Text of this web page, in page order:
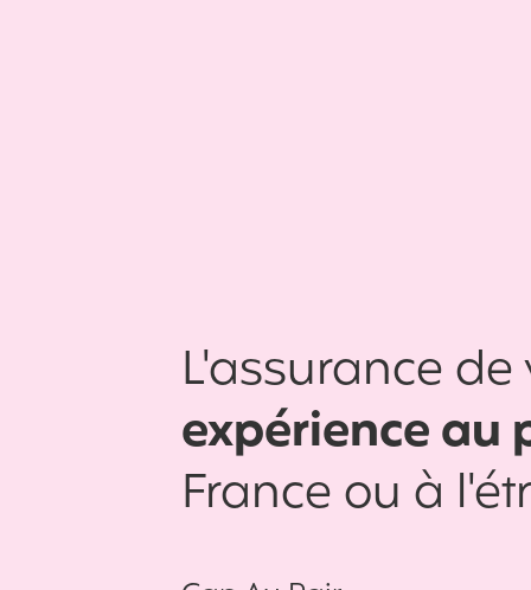
L'assurance de
expérience au
France ou à